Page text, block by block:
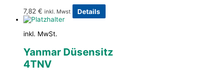
7,82 € inkl. Mwst Details
inkl. MwSt.
Yanmar Düsensitz
4TNV